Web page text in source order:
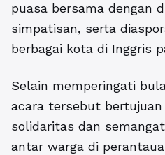
puasa bersama dengan
simpatisan, serta
berbagai kota di Inggris
Selain memperingati
acara tersebut
solidaritas dan
antar warga di